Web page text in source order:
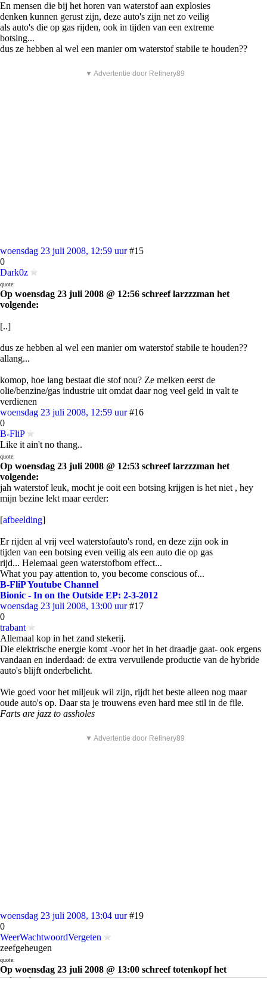
En mensen die bij het horen van waterstof aan explosies
denken kunnen gerust zijn, deze auto's zijn net zo veilig
als auto's die op gas rijden, ook in tijden van een extreme
botsing...
dus ze hebben al wel een manier om waterstof stabile te houden??
▼ Advertentie door Refinery89
woensdag 23 juli 2008, 12:59 uur #15
0
Dark0z
quote:
Op woensdag 23 juli 2008 @ 12:56 schreef larzzzman het
volgende:
[..]
dus ze hebben al wel een manier om waterstof stabile te houden??
allang...
komop, hoe lang bestaat die stof nou? Ze melken eerst de
olie/benzine/gas industrie uit omdat daar nog veel geld in valt te
verdienen
woensdag 23 juli 2008, 12:59 uur #16
0
B-FliP
Like it ain't no thang..
quote:
Op woensdag 23 juli 2008 @ 12:53 schreef larzzzman het
volgende:
jah waterstof leuk, mocht je ooit een botsing krijgen is het niet , hey
mijn bezine lekt maar eerder:
[afbeelding]
Er rijden al vrij veel waterstofauto's rond, en deze zijn ook in
tijden van een botsing even veilig als een auto die op gas
rijd... Helemaal geen waterstofbom effect...
What you pay attention to, you become conscious of...
B-FliP Youtube Channel
Bionic - In on the Outside EP: 2-3-2012
woensdag 23 juli 2008, 13:00 uur #17
0
trabant
Allemaal kop in het zand stekerij.
Die elektrische energie komt -voor het in het draadje gaat- ook ergens
vandaan en inderdaad: de extra vervuilende productie van de hybride
auto's blijft onderbelicht.
Wie goed voor het miljeuk wil zijn, rijdt het beste alleen nog maar
oude auto's op. Daar sta je trouwens even hard mee stil in de file.
Farts are jazz to assholes
▼ Advertentie door Refinery89
woensdag 23 juli 2008, 13:04 uur #19
0
WeerWachtwoordVergeten
zeefgeheugen
quote:
Op woensdag 23 juli 2008 @ 13:00 schreef totenkopf het
volgende: